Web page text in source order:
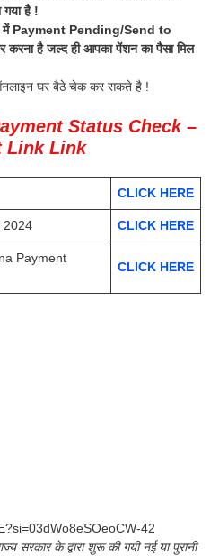
है !
Payment Pending/Send to
करना है जल्द ही आपका पेंशन का पैसा मिल
घर बैठे चेक कर सकते है !
Status Check–
Link Link
CLICK HERE
2024 CLICK HERE
Payment
CLICK HERE
42
सरकार के द्वारा शुरू की गयी नई या पुरानी